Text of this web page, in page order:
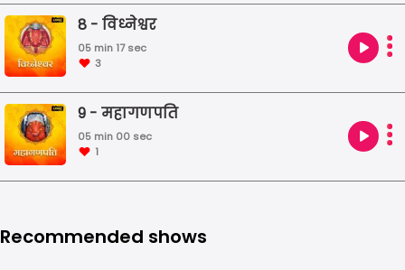
8 - विध्नेश्वर
05 min 17 sec
3
9 - महागणपति
05 min 00 sec
1
Recommended shows